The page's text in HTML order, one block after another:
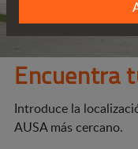
Encuentra
Introduce la
AUSA más cercano.